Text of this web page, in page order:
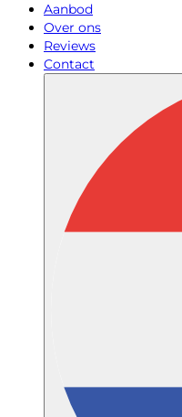
Aanbod
Over ons
Reviews
Contact